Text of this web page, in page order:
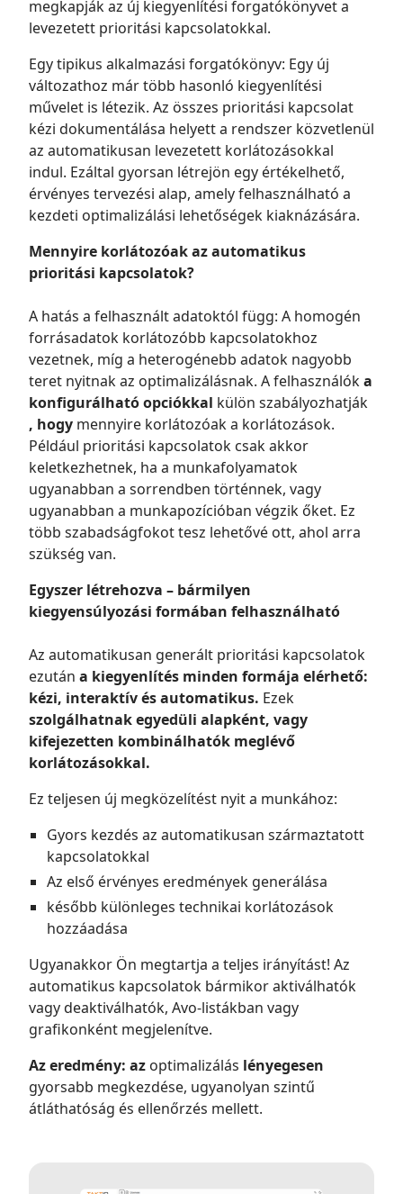
megkapják az új kiegyenlítési forgatókönyvet a
levezetett prioritási kapcsolatokkal.
Egy tipikus alkalmazási forgatókönyv: Egy új
változathoz már több hasonló kiegyenlítési
művelet is létezik. Az összes prioritási kapcsolat
kézi dokumentálása helyett a rendszer közvetlenül
az automatikusan levezetett korlátozásokkal
indul. Ezáltal gyorsan létrejön egy értékelhető,
érvényes tervezési alap, amely felhasználható a
kezdeti optimalizálási lehetőségek kiaknázására.
Mennyire korlátozóak az automatikus
prioritási kapcsolatok?
A hatás a felhasznált adatoktól függ: A homogén
forrásadatok korlátozóbb kapcsolatokhoz
vezetnek, míg a heterogénebb adatok nagyobb
teret nyitnak az optimalizálásnak. A felhasználóka
konfigurálható opciókkal külön szabályozhatják
, hogy mennyire korlátozóak a korlátozások.
Például prioritási kapcsolatok csak akkor
keletkezhetnek, ha a munkafolyamatok
ugyanabban a sorrendben történnek, vagy
ugyanabban a munkapozícióban végzik őket. Ez
több szabadságfokot tesz lehetővé ott, ahol arra
szükség van.
Egyszer létrehozva – bármilyen
kiegyensúlyozási formában felhasználható
Az automatikusan generált prioritási kapcsolatok
ezután a kiegyenlítés minden formája elérhető:
kézi, interaktív és automatikus. Ezek
szolgálhatnak egyedüli alapként, vagy
kifejezetten kombinálhatók meglévő
korlátozásokkal.
Ez teljesen új megközelítést nyit a munkához:
Gyors kezdés az automatikusan származtatott
kapcsolatokkal
Az első érvényes eredmények generálása
később különleges technikai korlátozások
hozzáadása
Ugyanakkor Ön megtartja a teljes irányítást! Az
automatikus kapcsolatok bármikor aktiválhatók
vagy deaktiválhatók, Avo-listákban vagy
grafikonként megjelenítve.
Az eredmény: az optimalizálás lényegesen
gyorsabb megkezdése, ugyanolyan szintű
átláthatóság és ellenőrzés mellett.